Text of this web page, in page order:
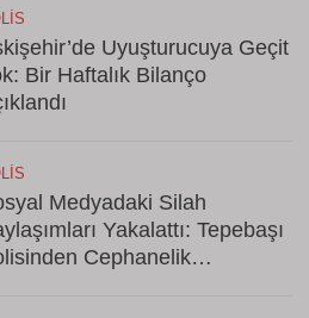
Uyuşturucuya Geçit
Bir Haftalık Bilanço
Medyadaki Silah
Yakalattı: Tepebaşı
Cephanelik